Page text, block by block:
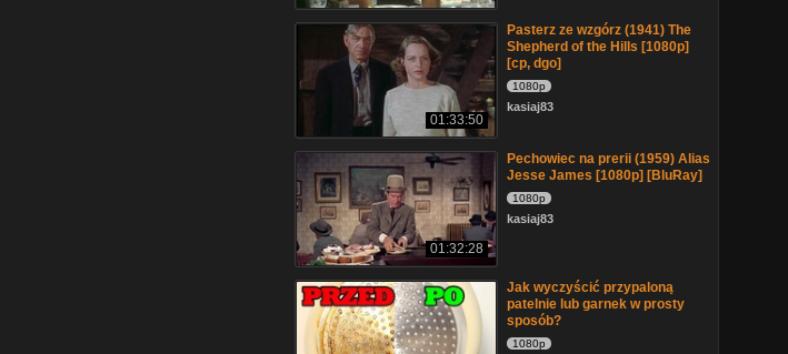
01:33:50
Pasterz ze wzgórz (1941) The
Shepherd of the Hills [1080p]
[cp, dgo]
1080p
kasiaj83
01:32:28
Pechowiec na prerii (1959) Alias
Jesse James [1080p] [BluRay]
1080p
kasiaj83
Jak wyczyścić przypaloną
patelnie lub garnek w prosty
sposób?
1080p